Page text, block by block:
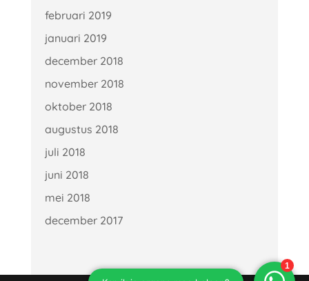
februari 2019
januari 2019
december 2018
november 2018
oktober 2018
augustus 2018
juli 2018
juni 2018
mei 2018
december 2017